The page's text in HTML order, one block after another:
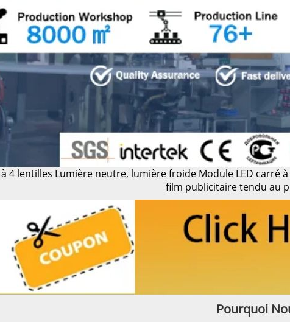
à 4 lentilles Lumière neutre, lumière froide Module LED carré
film publicitaire tendu au
Pourquoi